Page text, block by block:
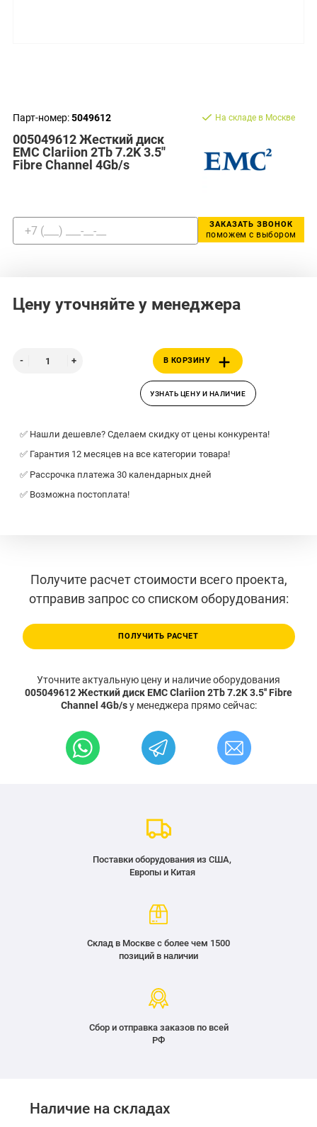
Парт-номер:5049612
005049612 Жесткий диск
EMC Clariion 2Tb 7.2K 3.5''
Fibre Channel 4Gb/s
На складе в Москве
ЗАКАЗАТЬ ЗВОНОК
поможем с выбором
Цену уточняйте у менеджера
В КОРЗИНУ
УЗНАТЬ ЦЕНУ И НАЛИЧИЕ
✅ Нашли дешевле? Сделаем скидку от цены конкурента!
✅ Гарантия 12 месяцев на все категории товара!
✅ Рассрочка платежа 30 календарных дней
✅ Возможна постоплата!
Получите расчет стоимости всего проекта,
отправив запрос со списком оборудования:
ПОЛУЧИТЬ РАСЧЕТ
Уточните актуальную цену и наличие оборудования
005049612 Жесткий диск EMC Clariion 2Tb 7.2K 3.5'' Fibre
Channel 4Gb/sу менеджера прямо сейчас:
Поставки оборудования из США,
Европы и Китая
Склад в Москве с более чем 1500
позиций в наличии
Сбор и отправка заказов по всей
РФ
Наличие на складах